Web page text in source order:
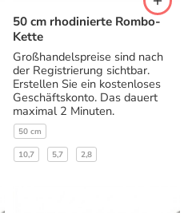
50 cm rhodinierte Rombo-
Kette
Großhandelspreise sind nach
der Registrierung sichtbar.
Erstellen Sie ein kostenloses
Geschäftskonto. Das dauert
maximal 2 Minuten.
50 cm
10,7 5,7 2,8